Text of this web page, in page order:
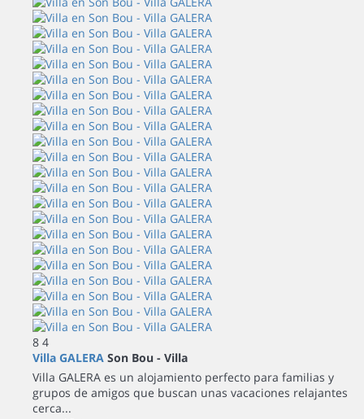
8 4
Villa GALERA Son Bou - Villa
Villa GALERA es un alojamiento perfecto para familias y
grupos de amigos que buscan unas vacaciones relajantes
cerca...